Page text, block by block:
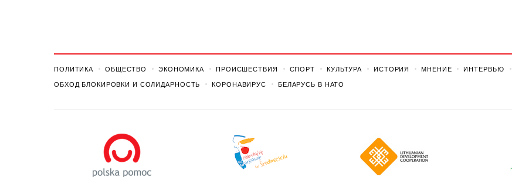
ПОЛИТИКА ОБЩЕСТВО ЭКОНОМИКА ПРОИСШЕСТВИЯ СПОРТ КУЛЬТУРА ИСТОРИЯ МНЕНИЕ ИНТЕРВЬЮ
ОБХОД БЛОКИРОВКИ И СОЛИДАРНОСТЬ КОРОНАВИРУС БЕЛАРУСЬ В НАТО